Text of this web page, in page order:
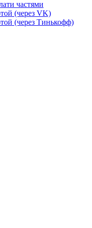
частями
(через VK)
(через Тинькофф)